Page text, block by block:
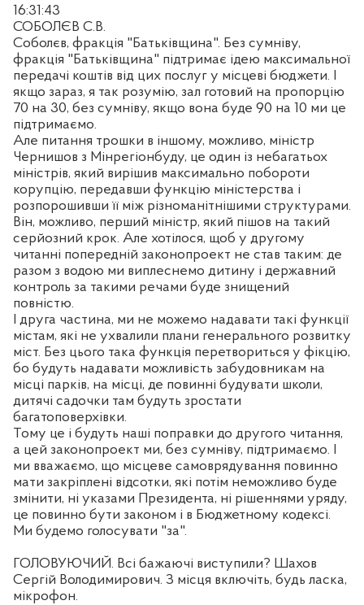
16:31:43
СОБОЛЄВ С.В.
Соболєв, фракція "Батьківщина". Без сумніву,
фракція "Батьківщина" підтримає ідею максимальної
передачі коштів від цих послуг у місцеві бюджети. І
якщо зараз, я так розумію, зал готовий на пропорцію
70 на 30, без сумніву, якщо вона буде 90 на 10 ми це
підтримаємо.
Але питання трошки в іншому, можливо, міністр
Чернишов з Мінрегіонбуду, це один із небагатьох
міністрів, який вирішив максимально побороти
корупцію, передавши функцію міністерства і
розпорошивши її між різноманітнішими структурами.
Він, можливо, перший міністр, який пішов на такий
серйозний крок. Але хотілося, щоб у другому
читанні попередній законопроект не став таким: де
разом з водою ми виплеснемо дитину і державний
контроль за такими речами буде знищений
повністю.
І друга частина, ми не можемо надавати такі функції
містам, які не ухвалили плани генерального розвитку
міст. Без цього така функція перетвориться у фікцію,
бо будуть надавати можливість забудовникам на
місці парків, на місці, де повинні будувати школи,
дитячі садочки там будуть зростати
багатоповерхівки.
Тому це і будуть наші поправки до другого читання,
а цей законопроект ми, без сумніву, підтримаємо. І
ми вважаємо, що місцеве самоврядування повинно
мати закріплені відсотки, які потім неможливо буде
змінити, ні указами Президента, ні рішеннями уряду,
це повинно бути законом і в Бюджетному кодексі.
Ми будемо голосувати "за".
ГОЛОВУЮЧИЙ. Всі бажаючі виступили? Шахов
Сергій Володимирович. З місця включіть, будь ласка,
мікрофон.